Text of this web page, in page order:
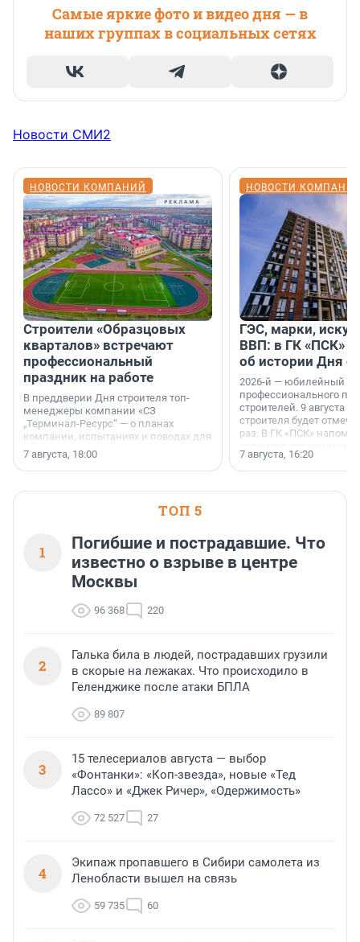
Самые яркие фото и видео дня — в
наших группах в социальных сетях
Новости СМИ2
НОВОСТИ КОМПАНИЙ
Строители «Образцовых
кварталов» встречают
профессиональный
праздник на работе
В преддверии Дня строителя топ-
менеджеры компании «СЗ
„Терминал-Ресурс“ — о планах
компании, испытаниях и поводах для
осторожного оптимизма.
7 августа, 18:00
НОВОСТИ
ГЭС, марки,
ВВП: в ГК «ПСК»
об истории Дня
2026-й — юбилейный
профессионального
строителей. 9 августа
строителя будет
раз. В ГК «ПСК»
поменялась роль
7 августа, 16:20
ТОП 5
1
Погибшие и пострадавшие. Что
известно о взрыве в центре
Москвы
96 368 220
2
Галька била в людей, пострадавших грузили
в скорые на лежаках. Что происходило в
Геленджике после атаки БПЛА
89 807
3
15 телесериалов августа — выбор
«Фонтанки»: «Коп-звезда», новые «Тед
Лассо» и «Джек Ричер», «Одержимость»
72 527 27
4
Экипаж пропавшего в Сибири самолета из
Ленобласти вышел на связь
59 735 60